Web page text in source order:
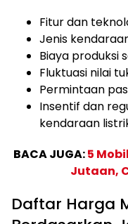
Fitur dan
Jenis
Biaya produksi
Fluktuasi nilai
Permintaan
Insentif dan
kendaraan
BACA JUGA:5
Jutaan,
Daftar Harga